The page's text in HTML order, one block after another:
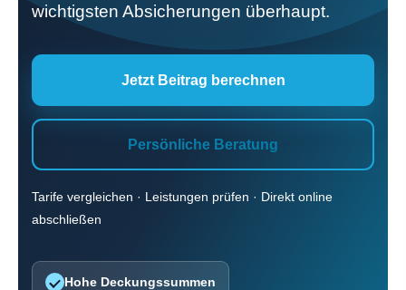
wichtigsten Absicherungen überhaupt.
Jetzt Beitrag berechnen
Persönliche Beratung
Tarife ver­gleichen · Leistungen prüfen · Direkt online
abschließen
Hohe Deckungs­summen